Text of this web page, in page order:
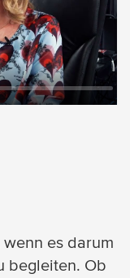
es darum
begleiten. Ob